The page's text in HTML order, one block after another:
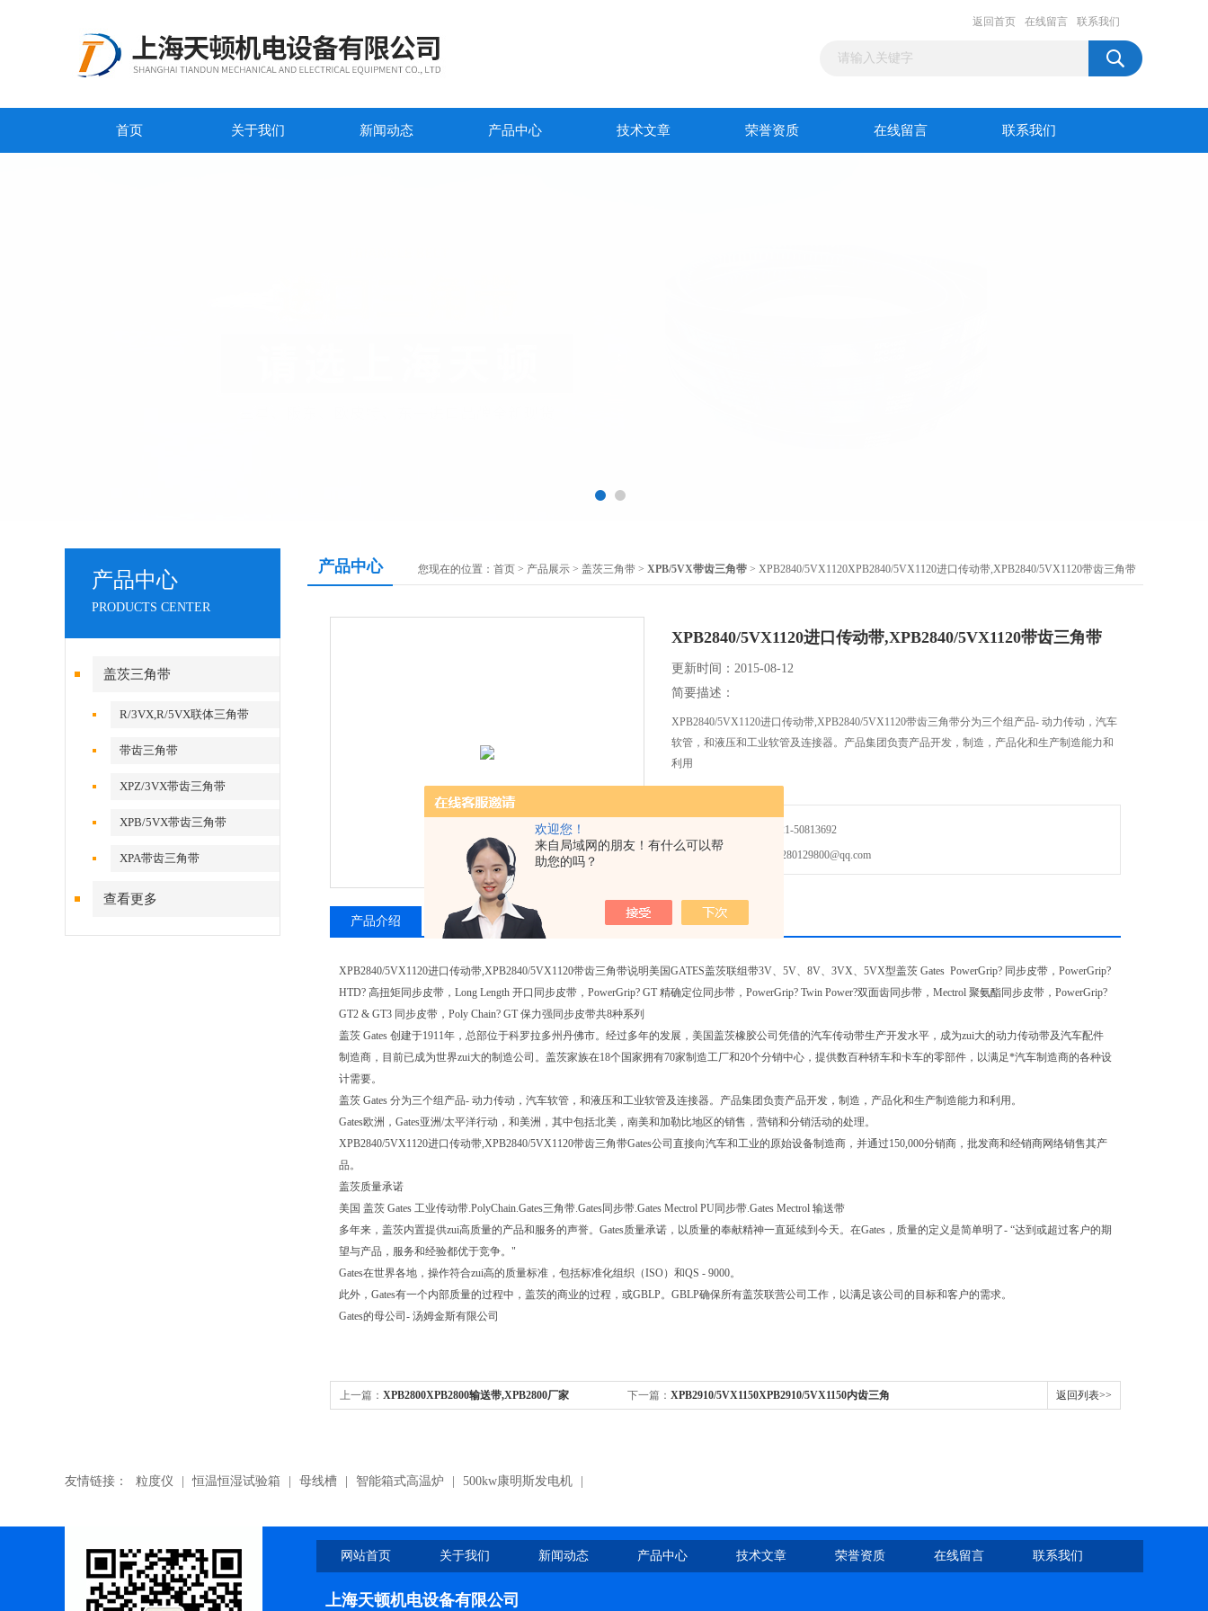
欢迎您！
来自局域网的朋友！有什么可以帮
助您的吗？
返回首页 在线留言 联系我们
首页 关于我们 新闻动态 产品中心 技术文章 荣誉资质 在线留言 联系我们
产品中心
PRODUCTS CENTER
盖茨三角带
R/3VX,R/5VX联体三角带
带齿三角带
XPZ/3VX带齿三角带
XPB/5VX带齿三角带
XPA带齿三角带
查看更多
产品中心 您现在的位置： 首页 > 产品展示 > 盖茨三角带 > XPB/5VX带齿三角带 > XPB2840/5VX1120XPB2840/5VX1120进口传动带,XPB2840/5VX1120带齿三角带
XPB2840/5VX1120进口传动带,XPB2840/5VX1120带齿三角带
更新时间：2015-08-12
简要描述：
XPB2840/5VX1120进口传动带,XPB2840/5VX1120带齿三角带分为三个组产品- 动力传动，汽车
软管，和液压和工业软管及连接器。产品集团负责产品开发，制造，产品化和生产制造能力和
利用
免费咨询：86-021-50813692
发邮件给我们：280129800@qq.com
产品介绍 相关产品 留言询价
XPB2840/5VX1120进口传动带,XPB2840/5VX1120带齿三角带说明美国GATES盖茨联组带3V、5V、8V、3VX、5VX型盖茨 Gates PowerGrip? 同步皮带，PowerGrip?
HTD? 高扭矩同步皮带，Long Length 开口同步皮带，PowerGrip? GT 精确定位同步带，PowerGrip? Twin Power?双面齿同步带，Mectrol 聚氨酯同步皮带，PowerGrip?
GT2 & GT3 同步皮带，Poly Chain? GT 保力强同步皮带共8种系列
盖茨 Gates 创建于1911年，总部位于科罗拉多州丹佛市。经过多年的发展，美国盖茨橡胶公司凭借的汽车传动带生产开发水平，成为zui大的动力传动带及汽车配件
制造商，目前已成为世界zui大的制造公司。盖茨家族在18个国家拥有70家制造工厂和20个分销中心，提供数百种轿车和卡车的零部件，以满足*汽车制造商的各种设
计需要。
盖茨 Gates 分为三个组产品- 动力传动，汽车软管，和液压和工业软管及连接器。产品集团负责产品开发，制造，产品化和生产制造能力和利用。
Gates欧洲，Gates亚洲/太平洋行动，和美洲，其中包括北美，南美和加勒比地区的销售，营销和分销活动的处理。
XPB2840/5VX1120进口传动带,XPB2840/5VX1120带齿三角带Gates公司直接向汽车和工业的原始设备制造商，并通过150,000分销商，批发商和经销商网络销售其产
品。
盖茨质量承诺
美国 盖茨 Gates 工业传动带.PolyChain.Gates三角带.Gates同步带.Gates Mectrol PU同步带.Gates Mectrol 输送带
多年来，盖茨内置提供zui高质量的产品和服务的声誉。Gates质量承诺，以质量的奉献精神一直延续到今天。在Gates，质量的定义是简单明了- “达到或超过客户的期
望与产品，服务和经验都优于竞争。"
Gates在世界各地，操作符合zui高的质量标准，包括标准化组织（ISO）和QS - 9000。
此外，Gates有一个内部质量的过程中，盖茨的商业的过程，或GBLP。GBLP确保所有盖茨联营公司工作，以满足该公司的目标和客户的需求。
Gates的母公司- 汤姆金斯有限公司
上一篇： XPB2800XPB2800输送带,XPB2800厂家 下一篇： XPB2910/5VX1150XPB2910/5VX1150内齿三角 返回列表>>
友情链接： 粒度仪 恒温恒湿试验箱 母线槽 智能箱式高温炉 500kw康明斯发电机
网站首页 关于我们 新闻动态 产品中心 技术文章 荣誉资质 在线留言 联系我们
上海天顿机电设备有限公司